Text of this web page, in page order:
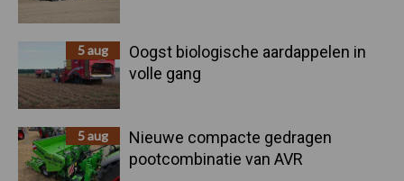
5 aug
Oogst biologische aardappelen in
volle gang
5 aug
Nieuwe compacte gedragen
pootcombinatie van AVR